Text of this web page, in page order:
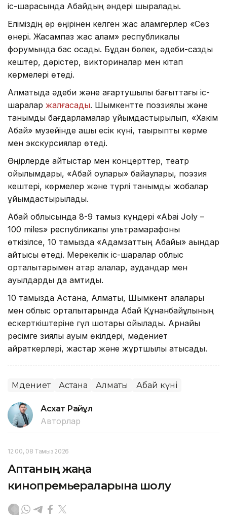
іс-шарасында Абайдың әндері шырқалады.
Еліміздің әр өңірінен келген жас қаламгерлер «Сөз
өнері. Жасампаз жас қалам» республикалық
форумында бас қосады. Бұдан бөлек, әдеби-сазды
кештер, дәрістер, викториналар мен кітап
көрмелері өтеді.
Алматыда әдеби және ағартушылық бағыттағы іс-
шаралар жалғасады. Шымкентте поэзиялық және
танымдық бағдарламалар ұйымдастырылып, «Хакім
Абай» музейінде ашық есік күні, тақырыптық көрме
мен экскурсиялар өтеді.
Өңірлерде айтыстар мен концерттер, театр
қойылымдары, «Абай оқулары» байқаулары, поэзия
кештері, көрмелер және түрлі танымдық жобалар
ұйымдастырылады.
Абай облысында 8-9 тамыз күндері «Abai Joly –
100 miles» республикалық ультрамарафоны
өткізілсе, 10 тамызда «Адамзаттың Абайы» ақындар
айтысы өтеді. Мерекелік іс-шаралар облыс
орталықтарымен қатар қалалар, аудандар мен
ауылдарды да қамтиды.
10 тамызда Астана, Алматы, Шымкент қалалары
мен облыс орталықтарында Абай Құнанбайұлының
ескерткіштеріне гүл шоқтары қойылады. Арнайы
рәсімге зиялы қауым өкілдері, мәдениет
қайраткерлері, жастар және жұртшылық қатысады.
Мәдениет Астана Алматы Абай күні
Асхат Райқұл
Авторлар
12:00, 08 Тамыз 2026
Аптаның жаңа
кинопремьераларына шолу